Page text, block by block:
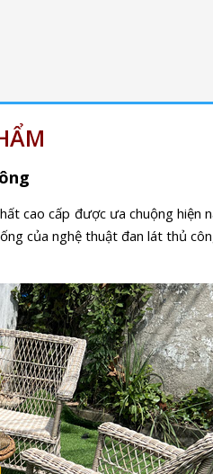
cao cấp được ưa chuộng hiện
của nghệ thuật đan lát thủ